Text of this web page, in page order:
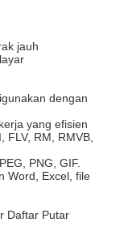
jauh
dengan
yang efisien
FLV, RM, RMVB,
PNG, GIF.
Word, Excel, file
Daftar Putar